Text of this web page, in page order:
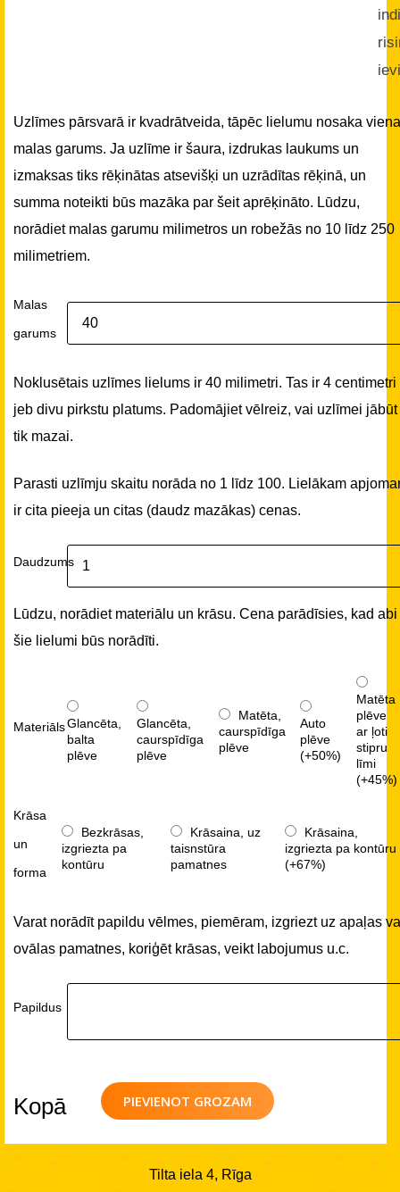
Uzlīmes pārsvarā ir kvadrātveida, tāpēc lielumu nosaka
malas garums. Ja uzlīme ir šaura, izdrukas laukums un
izmaksas tiks rēķinātas atsevišķi un uzrādītas rēķinā, un
summa noteikti būs mazāka par šeit aprēķināto. Lūdzu,
norādiet malas garumu milimetros un robežās no 10 līdz 250
milimetriem.
Malas
garums
Noklusētais uzlīmes lielums ir 40 milimetri. Tas ir 4 centimetri
jeb divu pirkstu platums. Padomājiet vēlreiz, vai uzlīmei jābūt
tik mazai.
Parasti uzlīmju skaitu norāda no 1 līdz 100. Lielākam
ir cita pieeja un citas (daudz mazākas) cenas.
Daudzums
Lūdzu, norādiet materiālu un krāsu. Cena parādīsies, kad abi
šie lielumi būs norādīti.
MateriālsGlancēta,
balta
plēve
Glancēta,
caurspīdīga
plēve
Matēta,
caurspīdīga
plēve
Auto
plēve
(+50%)
Matēta
plēve
ar ļoti
stipru
līmi
(+45%)
Krāsa
un
forma
Bezkrāsas,
izgriezta pa
kontūru
Krāsaina, uz
taisnstūra
pamatnes
Krāsaina,
izgriezta pa kontūru
(+67%)
Varat norādīt papildu vēlmes, piemēram, izgriezt uz apaļas
ovālas pamatnes, koriģēt krāsas, veikt labojumus u.c.
Papildus
PIEVIENOT GROZAM
Kopā
Tilta iela 4, Rīga